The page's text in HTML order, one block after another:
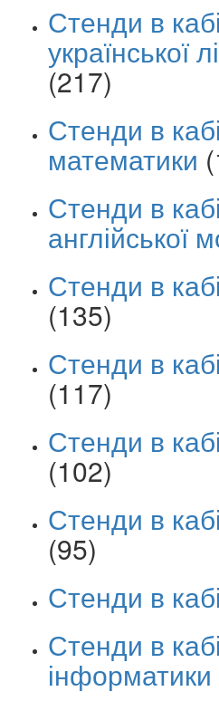
Стенди в
української
(217)
Стенди в
математики
Стенди в
англійської
Стенди в
(135)
Стенди в
(117)
Стенди в
(102)
Стенди в
(95)
Стенди в
Стенди в
інформатики